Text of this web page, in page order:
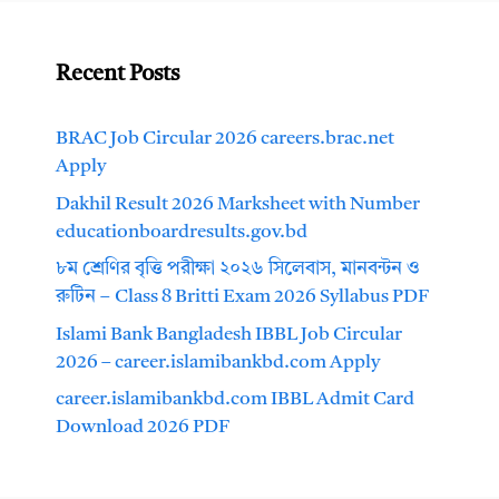
Recent Posts
BRAC Job Circular 2026 careers.brac.net
Apply
Dakhil Result 2026 Marksheet with Number
educationboardresults.gov.bd
৮ম শ্রেণির বৃত্তি পরীক্ষা ২০২৬ সিলেবাস, মানবন্টন ও
রুটিন – Class 8 Britti Exam 2026 Syllabus PDF
Islami Bank Bangladesh IBBL Job Circular
2026 – career.islamibankbd.com Apply
career.islamibankbd.com IBBL Admit Card
Download 2026 PDF